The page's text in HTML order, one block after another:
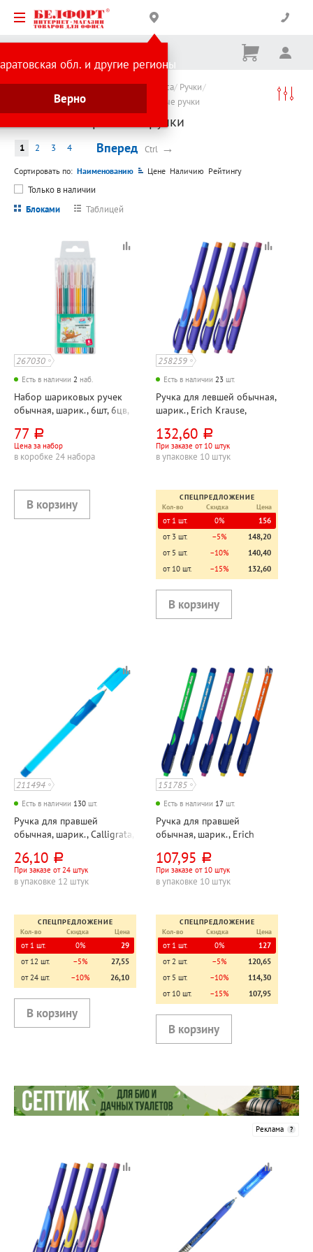
обл. и другие регионы
Верно
Корзина
Ничего
Каталог товаров Канцтовары для офиса Ручки
Ручки шариковые
Обычные шариковые ручки
Обычные шариковые ручки
Вперед Ctrl →
1 2 3 4
Сортировать по: Наименованию Цене Наличию Рейтингу
Только в наличии
Блоками
Таблицей
267030
Есть в наличии 2 наб.
Набор шариковых ручек
обычная, шарик., 6шт, 6цв,
"Забавные животные
(Funny animals)", толщина
линии 0,5мм, диаметр
77 руб.
Цена за набор
в коробке 24 набора
258259
Есть в наличии 23 шт.
Ручка для левшей обычная,
шарик., Erich Krause,
цвет чернил синий,
толщина линии 0,25мм,
диаметр шарика 0,5 мм, с
132,60 руб.
При заказе от 10 штук
в упаковке 10 штук
СПЕЦПРЕДЛОЖЕНИЕ
Кол-во
Скидка Цена
от 1 шт. 0%
156
от 3 шт.
−5%
148,20
от 5 шт.
−10%
140,40
от 10 шт.
−15% 132,60
211494
Есть в наличии 130 шт.
Ручка для правшей
обычная, шарик., Calligrata,
толщина линии 0,5мм,
диаметр шарика 0,7 мм,
корпус голубой, длина
эргономичн
26,10 руб.
При заказе от 24 штук
в упаковке 12 штук
СПЕЦПРЕДЛОЖЕНИЕ
Кол-во
Скидка Цена
от 1 шт. 0%
29
от 12 шт.
−5%
27,55
от 24 шт.
−10% 26,10
151785
Есть в наличии 17 шт.
Ручка для правшей
обычная, шарик., Erich
(Kids)", цвет чернил синий,
толщина линии 0,25мм,
диаметр шарика 0,5 мм, на
107,95 руб.
При заказе от 10 штук
в упаковке 10 штук
СПЕЦПРЕДЛОЖЕНИЕ
Кол-во
Скидка Цена
от 1 шт. 0%
127
от 2 шт.
−5%
120,65
от 5 шт.
−10%
114,30
от 10 шт.
−15% 107,95
Реклама